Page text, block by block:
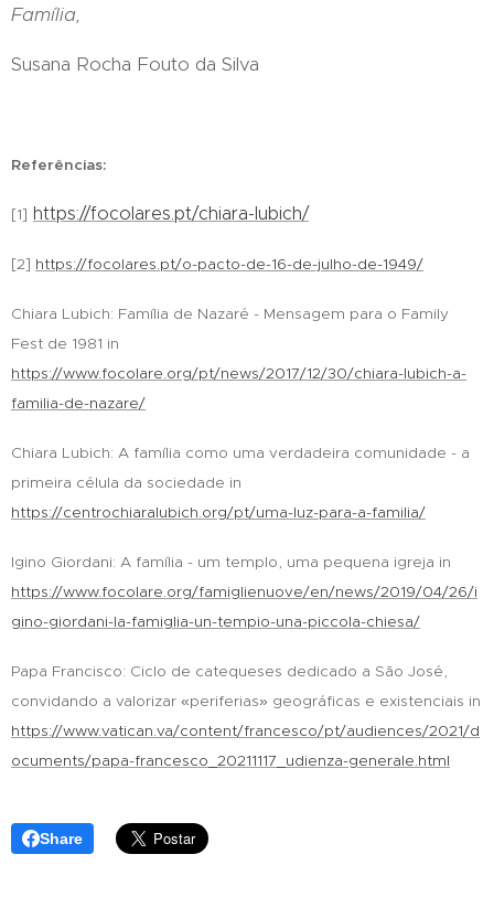
Família,
Susana Rocha Fouto da Silva
Referências:
[1] https://focolares.pt/chiara-lubich/
[2] https://focolares.pt/o-pacto-de-16-de-julho-de-1949/
Chiara Lubich: Família de Nazaré - Mensagem para o Family
Fest de 1981 in
https://www.focolare.org/pt/news/2017/12/30/chiara-lubich-a-
familia-de-nazare/
Chiara Lubich: A família como uma verdadeira comunidade - a
primeira célula da sociedade in
https://centrochiaralubich.org/pt/uma-luz-para-a-familia/
Igino Giordani: A família - um templo, uma pequena igreja in
https://www.focolare.org/famiglienuove/en/news/2019/04/26/i
gino-giordani-la-famiglia-un-tempio-una-piccola-chiesa/
Papa Francisco: Ciclo de catequeses dedicado a São José,
convidando a valorizar «periferias» geográficas e existenciais in
https://www.vatican.va/content/francesco/pt/audiences/2021/d
ocuments/papa-francesco_20211117_udienza-generale.html
Share